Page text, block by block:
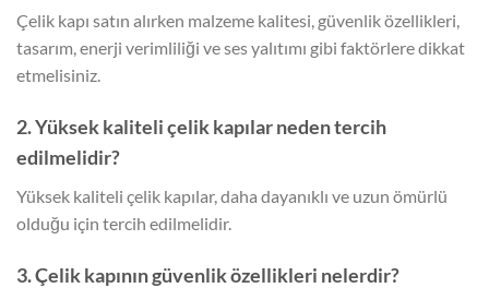
Çelik kapı satın alırken malzeme kalitesi, güvenlik özellikleri,
tasarım, enerji verimliliği ve ses yalıtımı gibi faktörlere dikkat
etmelisiniz.
2. Yüksek kaliteli çelik kapılar neden tercih
edilmelidir?
Yüksek kaliteli çelik kapılar, daha dayanıklı ve uzun ömürlü
olduğu için tercih edilmelidir.
3. Çelik kapının güvenlik özellikleri nelerdir?